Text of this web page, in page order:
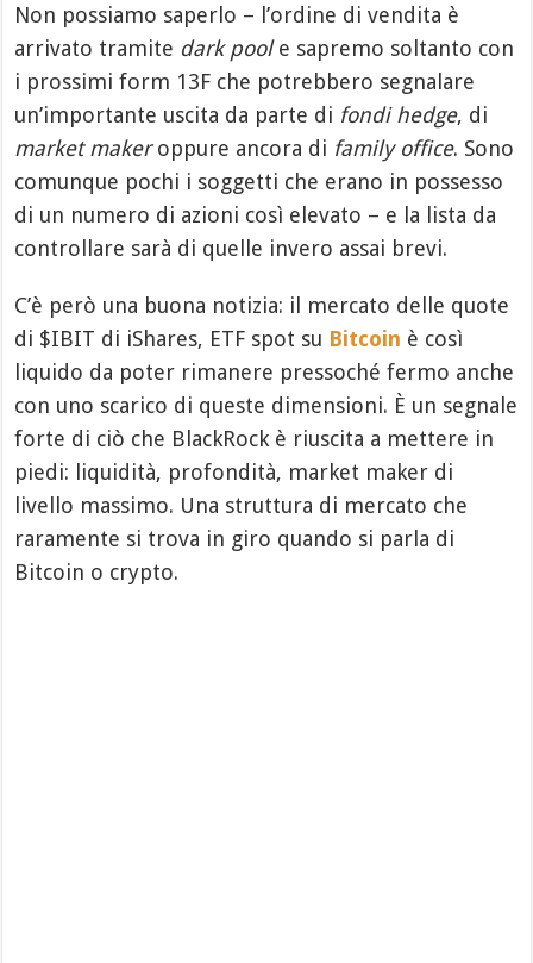
Non possiamo saperlo – l’ordine di vendita è
arrivato tramite dark poole sapremo soltanto con
i prossimi form 13F che potrebbero segnalare
un’importante uscita da parte di fondi hedge, di
market makeroppure ancora di family office. Sono
comunque pochi i soggetti che erano in possesso
di un numero di azioni così elevato – e la lista da
controllare sarà di quelle invero assai brevi.
C’è però una buona notizia: il mercato delle quote
di $IBIT di iShares, ETF spot su Bitcoin è così
liquido da poter rimanere pressoché fermo anche
con uno scarico di queste dimensioni. È un segnale
forte di ciò che BlackRock è riuscita a mettere in
piedi: liquidità, profondità, market maker di
livello massimo. Una struttura di mercato che
raramente si trova in giro quando si parla di
Bitcoin o crypto.